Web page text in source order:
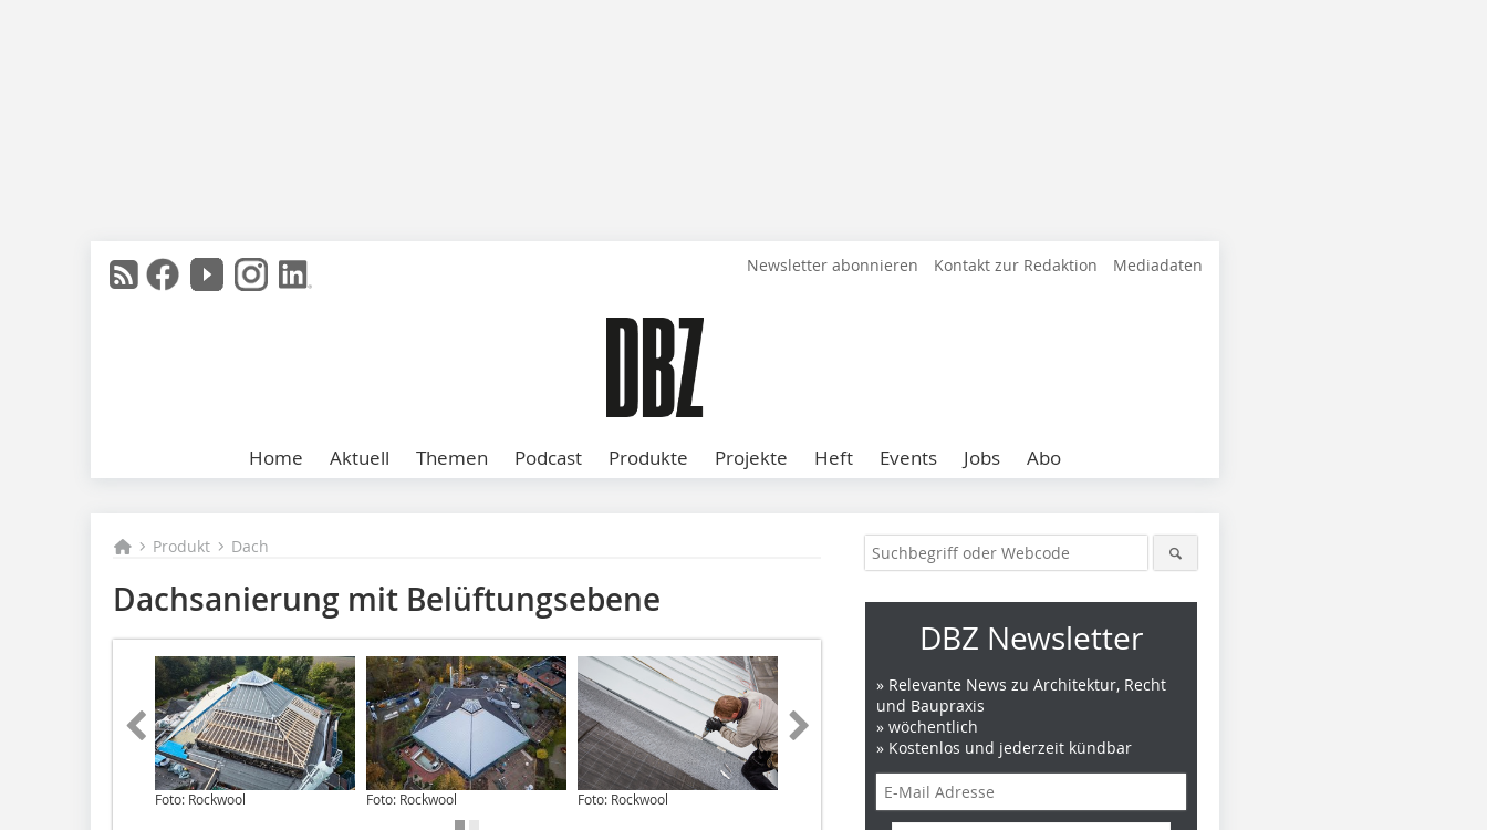
Newsletter abonnieren Kontakt zur Redaktion Mediadaten
Home Aktuell Themen Podcast Produkte Projekte Heft Events Jobs Abo
Produkt Dach
Dachsanierung mit Belüftungsebene
Foto: Rockwool Foto: Rockwool Foto: Rockwool
DBZ Newsletter
» Relevante News zu Architektur, Recht
und Baupraxis
» wöchentlich
» Kostenlos und jederzeit kündbar